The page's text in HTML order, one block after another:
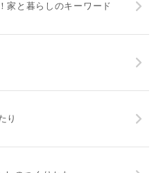
家と暮らしのキーワード
り